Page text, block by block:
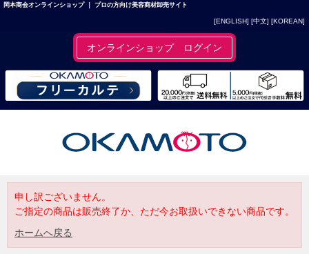
岡本商会オンラインショップ ｜ プロの方向け美容商材卸売サイト
[ENGLISH] [中文] [KOREAN]
オンラインショップ ログイン
申し訳ございません。
ご指定の商品は販売終了か、ただ今お取扱いできない商品です。
ホームへ戻る